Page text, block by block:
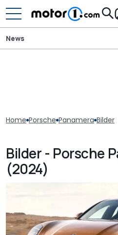
News
Home Porsche Panamera Bilder
Bilder - Porsche
(2024)